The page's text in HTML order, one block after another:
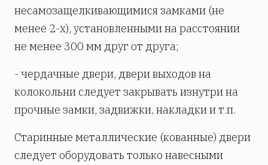
несамозащелкивающимися замками (не
менее 2-х), установленными на расстоянии
не менее 300 мм друг от друга;
- чердачные двери, двери выходов на
колокольни следует закрывать изнутри на
прочные замки, задвижки, накладки и т.п.
Старинные металлические (кованные) двери
следует оборудовать только навесными